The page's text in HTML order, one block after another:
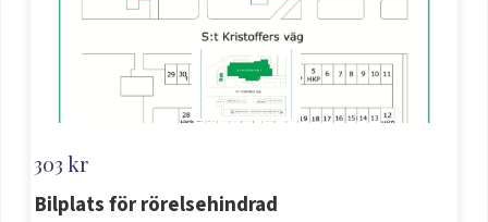
'
303 kr
Bilplats för rörelsehindrad